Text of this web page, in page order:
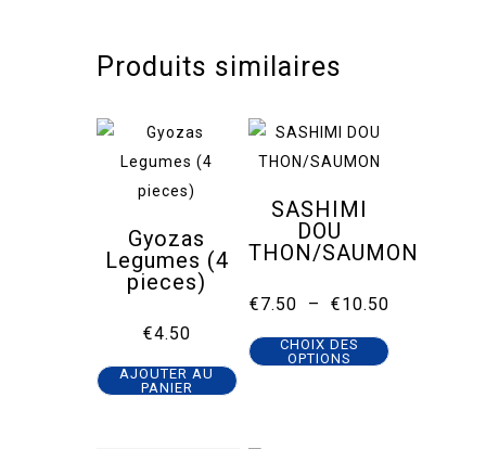
Produits similaires
Gyozas
Legumes (4
pieces)
€4.50
AJOUTER AU
PANIER
SASHIMI
DOU
THON/SAUMON
€7.50 – €10.50Plage
€7.50
CHOIX DES
OPTIONS